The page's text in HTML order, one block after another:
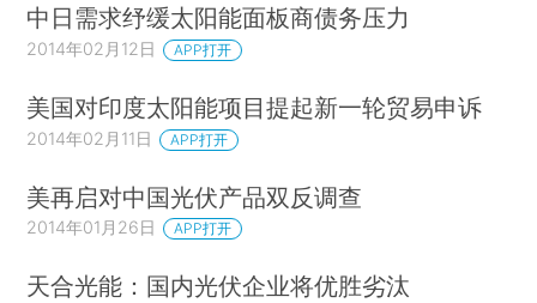
中日需求纾缓太阳能面板商债务压力
2014年02月12日 APP打开
美国对印度太阳能项目提起新一轮贸易申诉
2014年02月11日 APP打开
美再启对中国光伏产品双反调查
2014年01月26日 APP打开
天合光能：国内光伏企业将优胜劣汰